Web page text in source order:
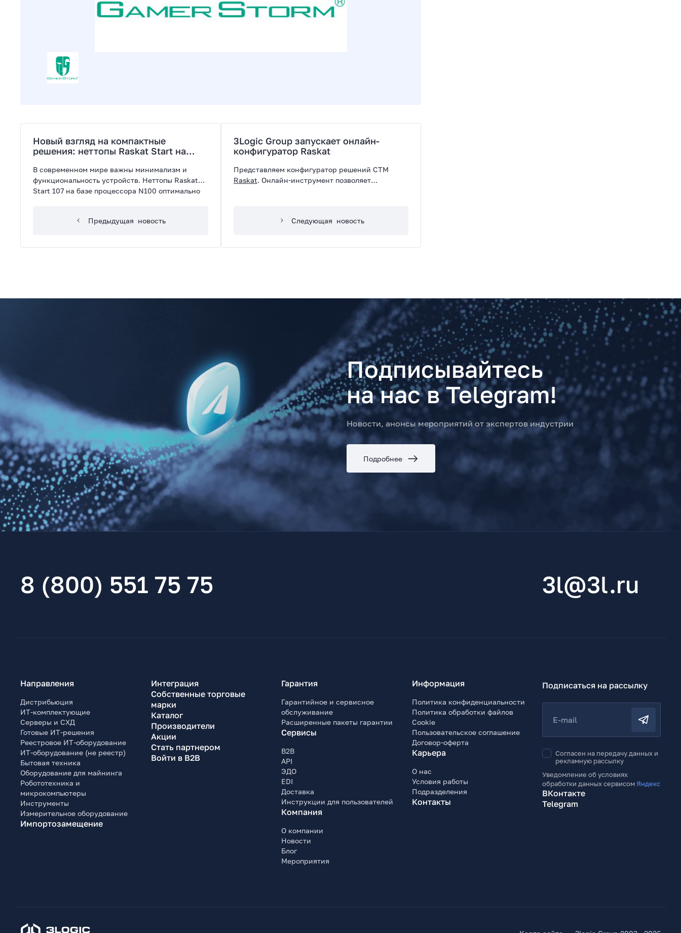
Новый взгляд на компактные
решения: неттопы Raskat Start на
В современном мире важны минимализм и
функциональность устройств. Неттопы Raskat
Start 107 на базе процессора N100 оптимально
подходящими для решения широкого спектра
Предыдущая новость
3Logic Group запускает онлайн-
конфигуратор Raskat
Представляем конфигуратор решений СТМ
Raskat. Онлайн-инструмент позволяет
коммерческими предложениями.
Следующая новость
Подписывайтесь
на нас в Telegram!
Новости, анонсы мероприятий от экспертов индустрии
Подробнее
8 (800) 551 75 75 3l@3l.ru
Направления
Дистрибьюция
ИТ-комплектующие
Серверы и СХД
Готовые ИТ-решения
Реестровое ИТ-оборудование
ИТ-оборудование (не реестр)
Бытовая техника
Оборудование для майнинга
Робототехника и
микрокомпьютеры
Инструменты
Измерительное оборудование
Импортозамещение
Интеграция
Собственные торговые
марки
Каталог
Производители
Акции
Стать партнером
Войти в B2B
Гарантия
Гарантийное и сервисное
обслуживание
Расширенные пакеты гарантии
Сервисы
B2B
API
ЭДО
EDI
Доставка
Инструкции для пользователей
Компания
О компании
Новости
Блог
Мероприятия
Информация
Политика конфиденциальности
Политика обработки файлов
Cookie
Пользовательское соглашение
Договор-оферта
Карьера
О нас
Условия работы
Подразделения
Контакты
Подписаться на рассылку
E-mail
Согласен на передачу данных и
рекламную рассылку
Уведомление об условиях
обработки данных сервисом Яндекс
ВКонтакте
Telegram